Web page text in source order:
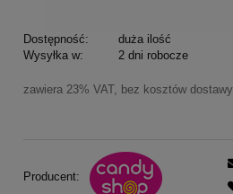
Dostępność:
duża ilość
Wysyłka w:
2 dni robocze
zawiera 23% VAT, bez kosztów dostawy
Producent: